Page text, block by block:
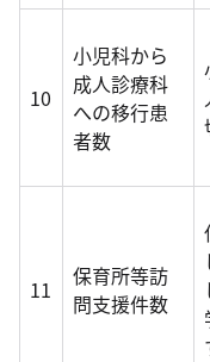
10
小児科から
成人診療科
への移行患
者数
11
保育所等訪
問支援件数